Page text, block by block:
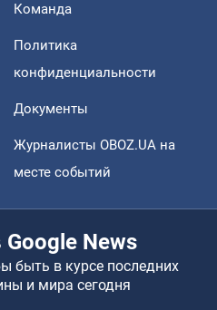
Команда
Политика
конфиденциальности
Документы
Журналисты OBOZ.UA на
месте событий
Google News
быть в курсе последних
и мира сегодня